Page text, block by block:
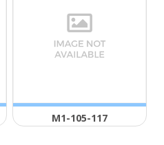
Μ1-105-117